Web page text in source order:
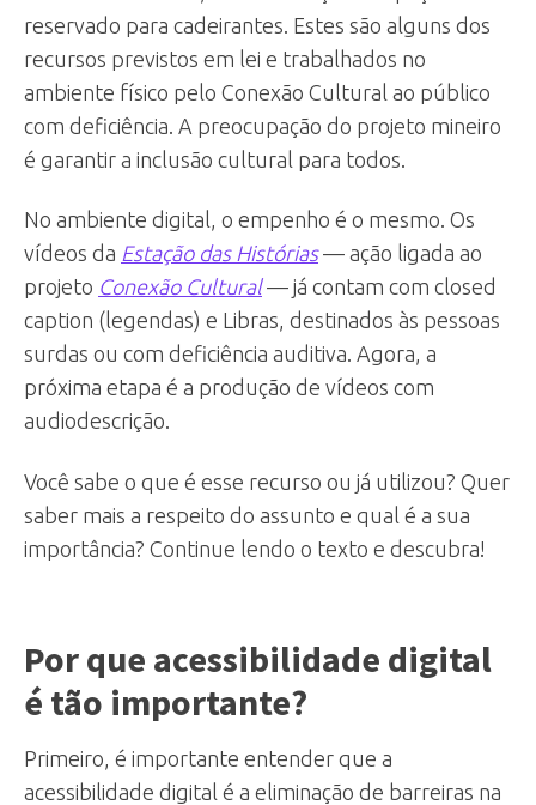
reservado para cadeirantes. Estes são alguns dos
recursos previstos em lei e trabalhados no
ambiente físico pelo Conexão Cultural ao público
com deficiência. A preocupação do projeto mineiro
é garantir a inclusão cultural para todos.
No ambiente digital, o empenho é o mesmo. Os
vídeos da Estação das Histórias— ação ligada ao
projeto Conexão Cultural— já contam com closed
caption (legendas) e Libras, destinados às pessoas
surdas ou com deficiência auditiva. Agora, a
próxima etapa é a produção de vídeos com
audiodescrição.
Você sabe o que é esse recurso ou já utilizou? Quer
saber mais a respeito do assunto e qual é a sua
importância? Continue lendo o texto e descubra!
Por que acessibilidade digital
é tão importante?
Primeiro, é importante entender que a
acessibilidade digital é a eliminação de barreiras na